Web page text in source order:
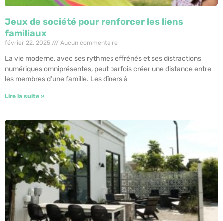
Jeux de société pour renforcer les liens
familiaux
février 22, 2025 Aucun commentaire
La vie moderne, avec ses rythmes effrénés et ses distractions
numériques omniprésentes, peut parfois créer une distance entre
les membres d’une famille. Les dîners à
Lire la suite »